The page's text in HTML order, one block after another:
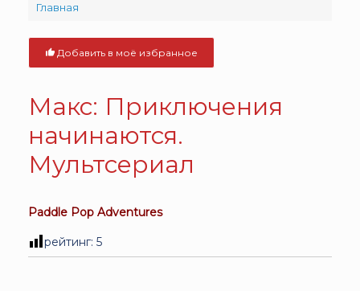
Главная
Добавить в моё избранное
Макс: Приключения
начинаются.
Мультсериал
Paddle Pop Adventures
рейтинг: 5